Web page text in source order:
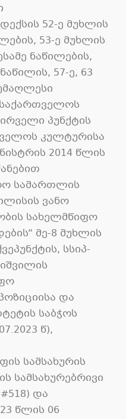
52-ე მუხლის
53-ე მუხლის
ნაწილების,
57-ე, 63
საქართველოს
პუნქტის
კულტურისა
2014 წლის
სამართლის
ვანო
სახელმწიფო
მე-8 მუხლის
სსიპ-
და
საბჭოს
წ),
სამსახურის
სამსახურებრივი
და
წლის 06